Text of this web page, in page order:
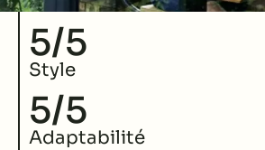
Style
5/5
Adaptabilité
5/5